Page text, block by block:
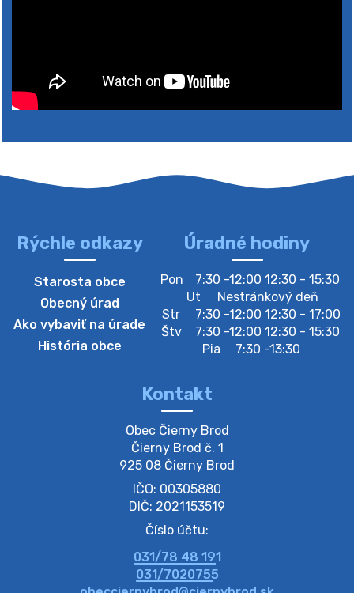
4. augusta 2026 10:05
Zberný dvor-Gyűjtőudvar
Oznamujeme obyvateľom, že v stredu 05. augusta
bude zberný dvor zatvorený. Értesítjük a lakosokat,
hogy szerdán augusztus 05-én a gyűjtőudvar zárva
lesz https://ciernybrod.sk?p=214…
Zber separovaného odpadu plastu-
Szeparált műanya…
Oznamujeme obyvateľom, že v stredu 05. augusta
prebehne zber separovaného odpadu plastu. Prosíme
obyvateľov, aby vrecia s odpadom vyložili pred dom už
večer vopred, nakoľko firma F…
4. augusta 2026 09:51
Oznámenie o plánovanom prerušení dodávky
elektri…
Rýchle odkazy
Starosta obce
Obecný úrad
Ako vybaviť na úrade
História obce
Úradné hodiny
Pon
7:30 -12:00 12:30 - 15:30
Ut
Nestránkový deň
Str
7:30 -12:00 12:30 - 17:00
Štv
7:30 -12:00 12:30 - 15:30
Pia
7:30 -13:30
Kontakt
Obec Čierny Brod
Čierny Brod č. 1
925 08 Čierny Brod
IČO: 00305880
DIČ: 2021153519
Číslo účtu:
031/78 48 191
031/7020755